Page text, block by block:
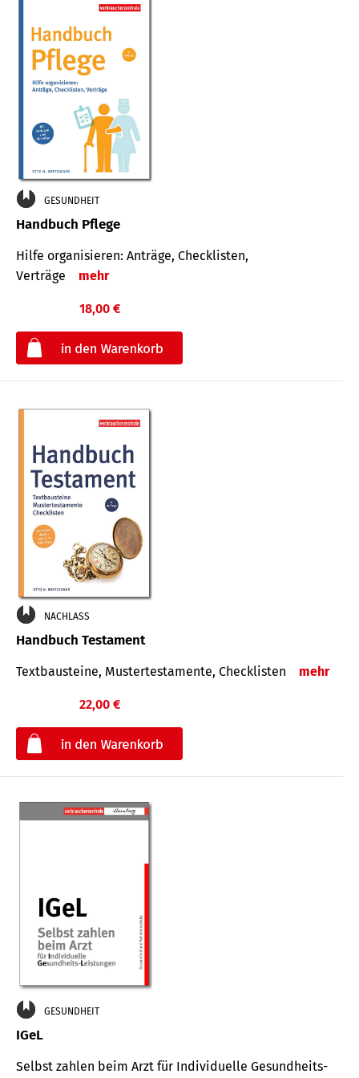
GESUNDHEIT
Handbuch Pflege
Hilfe organisieren: Anträge, Checklisten,
Verträge
mehr
18,00 €
NACHLASS
Handbuch Testament
Textbausteine, Mustertestamente, Checklisten mehr
22,00 €
GESUNDHEIT
IGeL
Selbst zahlen beim Arzt für Indi­vidu­elle Gesund­heits-